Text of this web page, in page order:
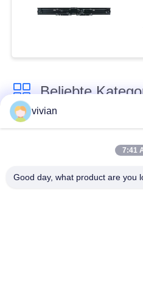
Beliebte
Panoramischer
vivian
7:41
Good day, what product are you